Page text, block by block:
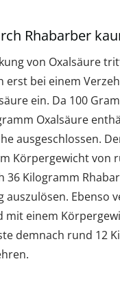
Rhabarber
von Oxalsäure
erst bei einem
ein. Da 100
Oxalsäure
ausgeschlossen.
Körpergewicht von
36 Kilogramm
auszulösen. Ebenso
mit einem
demnach rund 12